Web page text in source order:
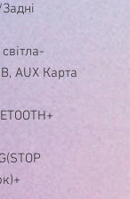
AUX Карта